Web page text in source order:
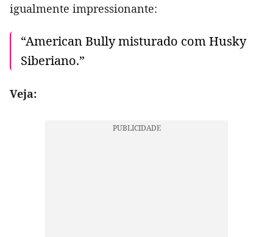
igualmente impressionante:
“American Bully misturado com Husky
Siberiano.”
Veja: